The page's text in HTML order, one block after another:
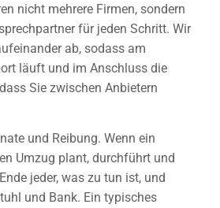
nicht mehrere Firmen, sondern
für jeden Schritt. Wir
ab, sodass am
läuft und im Anschluss die
Sie zwischen Anbietern
und Reibung. Wenn ein
Umzug plant, durchführt und
jeder, was zu tun ist, und
und Bank. Ein typisches